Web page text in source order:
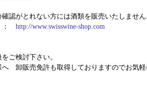
認がとれない方には酒類を販売いたしません
： http://www.swisswine-shop.com
ご検討下さい。
卸販売免許も取得しておりますのでお気軽